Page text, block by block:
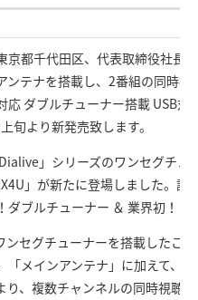
京都千代田区、代表取締役社長
ンテナを搭載し、2番組の同時
ダブルチューナー搭載 USB対
旬より新発売致します。
」シリーズのワンセグチュ
」が新たに登場しました。話
ダブルチューナー ＆ 業界初！
ンセグチューナーを搭載したこ
メインアンテナ」に加えて、2
り、複数チャンネルの同時視聴